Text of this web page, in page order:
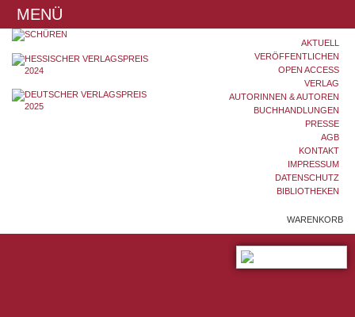
MENÜ
AKTUELL
VERÖFFENTLICHEN
OPEN ACCESS
VERLAG
AUTORINNEN & AUTOREN
BUCHHANDLUNGEN
PRESSE
AGB
KONTAKT
IMPRESSUM
DATENSCHUTZ
BIBLIOTHEKEN
WARENKORB